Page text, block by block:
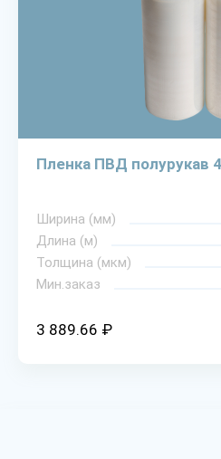
Пленка ПВД полурукав
Ширина (мм)
Длина (м)
Толщина (мкм)
Мин.заказ
3 889.66 ₽